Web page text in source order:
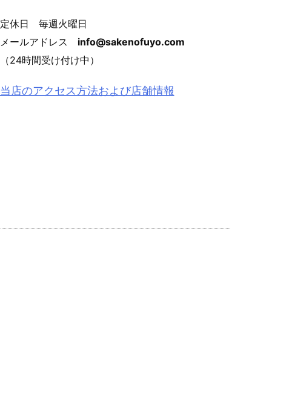
定休日 毎週火曜日
メールアドレス info@sakenofuyo.com
（24時間受け付け中）
当店のアクセス方法および店舗情報